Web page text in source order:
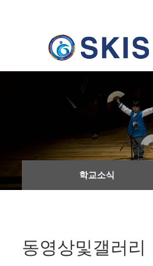
학교소식
동영상및갤러리